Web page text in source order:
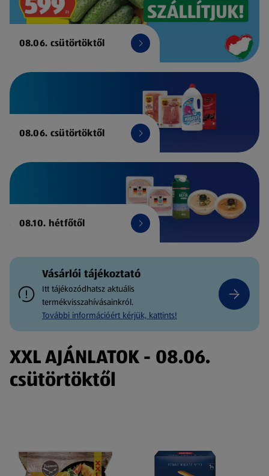
08.06. csütörtöktől
08.06. csütörtöktől
08.10. hétfőtől
Vásárlói tájékoztató
Itt tájékozódhatsz aktuális
termékvisszahívásainkról.
További információért kérjük, kattints!
XXL AJÁNLATOK - 08.06.
csütörtöktől